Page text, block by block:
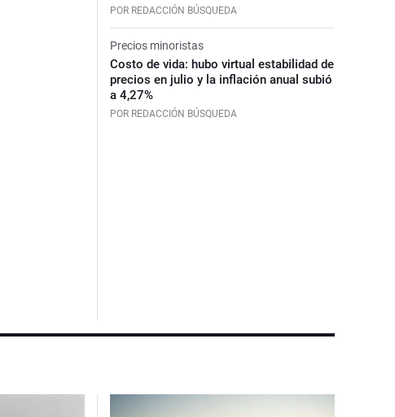
POR REDACCIÓN BÚSQUEDA
Precios minoristas
Costo de vida: hubo virtual estabilidad de
precios en julio y la inflación anual subió
a 4,27%
POR REDACCIÓN BÚSQUEDA